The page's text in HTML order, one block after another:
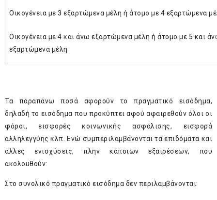
Οικογένεια με 3 εξαρτώμενα μέλη ή άτομο με 4 εξαρτώμενα
Οικογένεια με 4 και άνω εξαρτώμενα μέλη ή άτομο με 5 και
εξαρτώμενα μέλη
Τα παραπάνω ποσά αφορούν το πραγματικό εισόδημα,
δηλαδή το εισόδημα που προκύπτει αφού αφαιρεθούν όλοι οι
φόροι, εισφορές κοινωνικής ασφάλισης, εισφορά
αλληλεγγύης κλπ. Ενώ συμπεριλαμβάνονται τα επιδόματα και
άλλες ενισχύσεις, πλην κάποιων εξαιρέσεων, που
ακολουθούν:
Στο συνολικό πραγματικό εισόδημα δεν περιλαμβάνονται: